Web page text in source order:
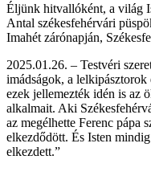
Éljünk hitvallóként, a világ
Antal székesfehérvári
Imahét zárónapján,
2025.01.26. – Testvéri
imádságok, a
ezek jellemezték idén is az
alkalmait. Aki
az megélhette Ferenc pápa
elkezdődött. És Isten
elkezdett.”